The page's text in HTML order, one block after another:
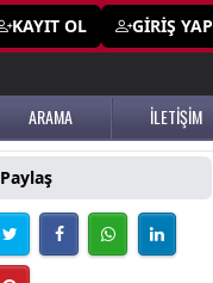
KAYIT OL GİRİŞ YAP
ARAMA İLETİŞİM
Paylaş